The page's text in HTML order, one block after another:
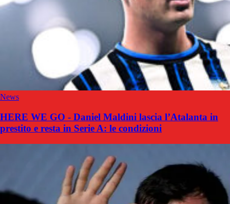
News
HERE WE GO - Daniel Maldini lascia l’Atalanta in
prestito e resta in Serie A: le condizioni